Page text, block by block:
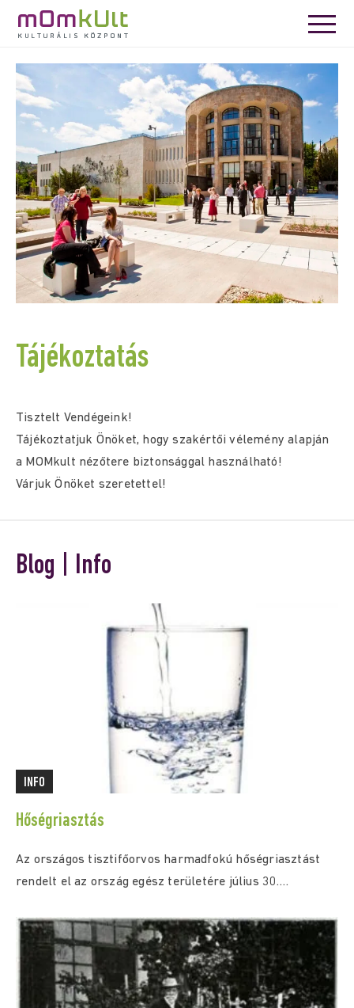
Tájékoztatás
Tisztelt Vendégeink!
Tájékoztatjuk Önöket, hogy szakértői vélemény alapján
a MOMkult nézőtere biztonsággal használható!
Várjuk Önöket szeretettel!
Blog | Info
INFO
Hőségriasztás
Az országos tisztifőorvos harmadfokú hőségriasztást
rendelt el az ország egész területére július 30.